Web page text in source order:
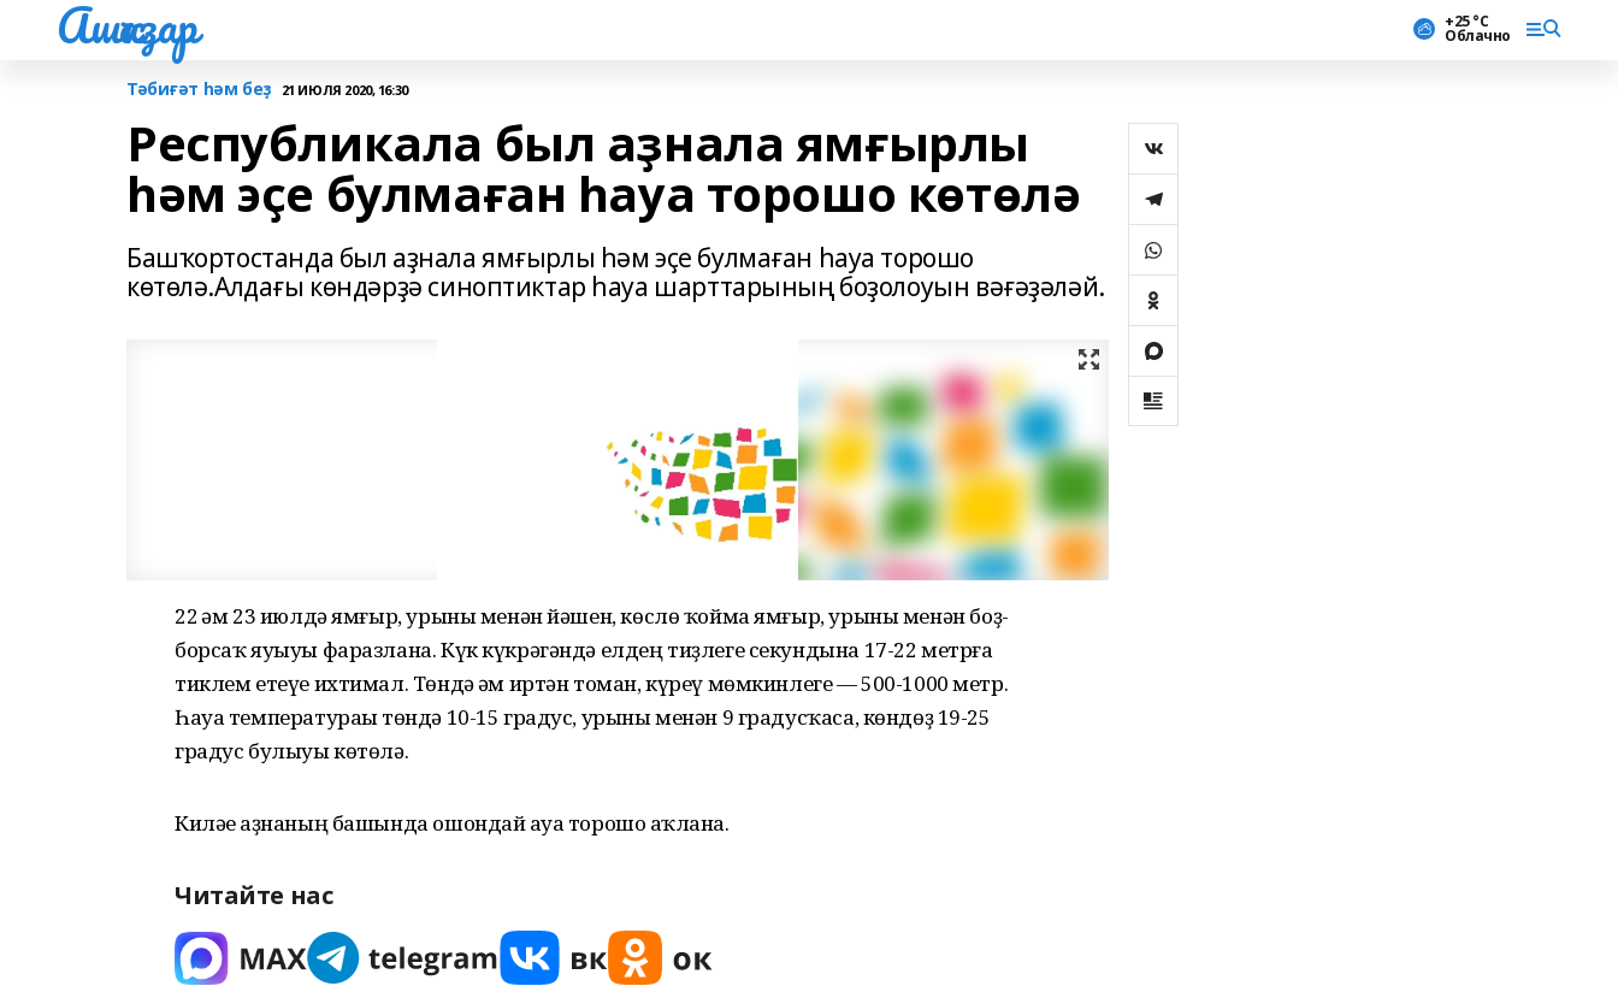
Ашҡаҙар +25 °С
Облачно
Тәбиғәт һәм беҙ 21 ИЮЛЯ 2020, 16:30
Республикала был аҙнала ямғырлы
һәм эҫе булмаған һауа торошо көтөлә
Башҡортостанда был аҙнала ямғырлы һәм эҫе булмаған һауа торошо
көтөлә.Алдағы көндәрҙә синоптиктар һауа шарттарының боҙолоуын вәғәҙәләй.
22 һәм 23 июлдә ямғыр, урыны менән йәшен, көслө ҡойма ямғыр, урыны менән боҙ-
борсаҡ яуыуы фаразлана. Күк күкрәгәндә елдең тиҙлеге секундына 17-22 метрға
тиклем етеүе ихтимал. Төндә һәм иртән томан, күреү мөмкинлеге — 500-1000 метр.
Һауа температураһы төндә 10-15 градус, урыны менән 9 градусҡаса, көндөҙ 19-25
градус булыуы көтөлә.
Киләһе аҙнаның башында ошондай һауа торошо һаҡлана.
Читайте нас